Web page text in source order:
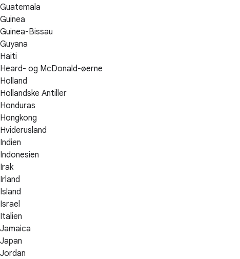
Guatemala
Guinea
Guinea-Bissau
Guyana
Haiti
Heard- og McDonald-øerne
Holland
Hollandske Antiller
Honduras
Hongkong
Hviderusland
Indien
Indonesien
Irak
Irland
Island
Israel
Italien
Jamaica
Japan
Jordan